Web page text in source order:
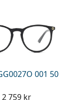
001 50
2 759 kr